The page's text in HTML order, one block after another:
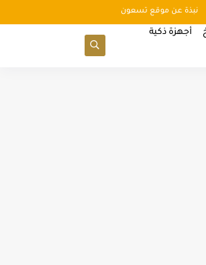
نبذة عن موقع تسعون
أجهزة ذكية